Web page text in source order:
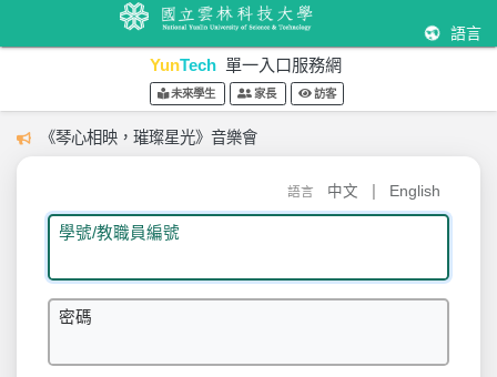
語言
YunTech 單一入口服務網
未來學生 家長 訪客
《琴心相映，璀璨星光》音樂會
語言 中文 English
學號/教職員編號
密碼